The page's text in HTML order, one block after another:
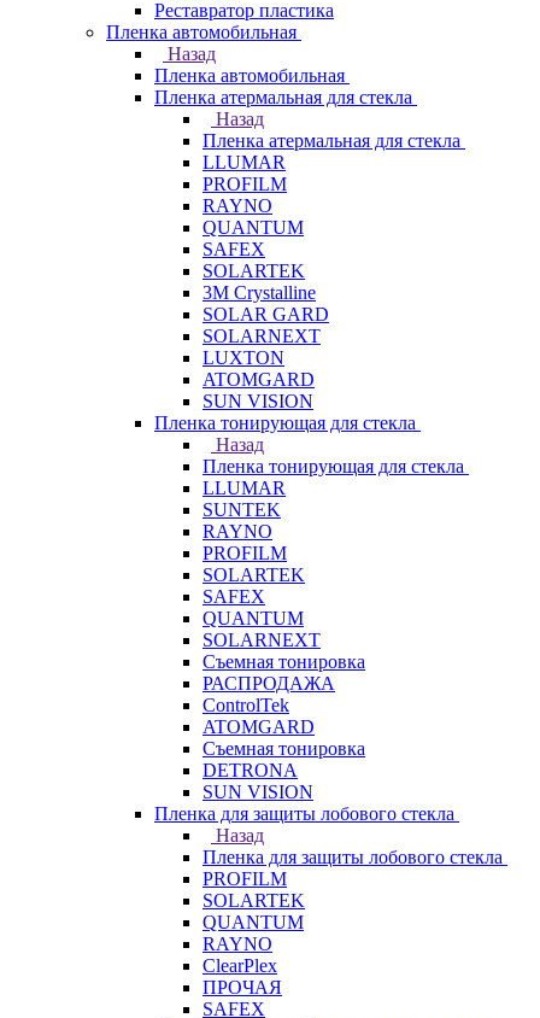
Реставратор пластика
Пленка автомобильная
Назад
Пленка автомобильная
Пленка атермальная для стекла
Назад
Пленка атермальная для стекла
LLUMAR
PROFILM
RAYNO
QUANTUM
SAFEX
SOLARTEK
3M Crystalline
SOLAR GARD
SOLARNEXT
LUXTON
ATOMGARD
SUN VISION
Пленка тонирующая для стекла
Назад
Пленка тонирующая для стекла
LLUMAR
SUNTEK
RAYNO
PROFILM
SOLARTEK
SAFEX
QUANTUM
SOLARNEXT
Съемная тонировка
РАСПРОДАЖА
ControlTek
ATOMGARD
Съемная тонировка
DETRONA
SUN VISION
Пленка для защиты лобового стекла
Назад
Пленка для защиты лобового стекла
PROFILM
SOLARTEK
QUANTUM
RAYNO
ClearPlex
ПРОЧАЯ
SAFEX